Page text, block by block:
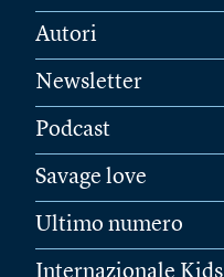
Autori
Newsletter
Podcast
Savage love
Ultimo numero
Internazionale Kids